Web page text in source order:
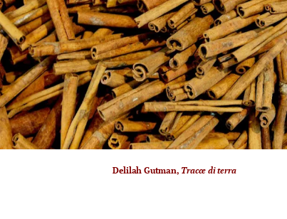
Delilah Gutman, Tracce di terra